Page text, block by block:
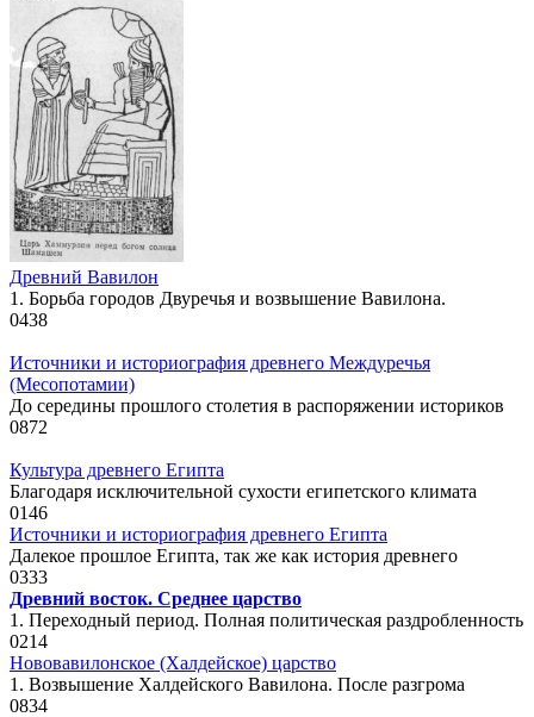
Древний Вавилон
1. Борьба городов Двуречья и возвышение Вавилона.
0438
Источники и историография древнего Междуречья
(Месопотамии)
До середины прошлого столетия в распоряжении историков
0872
Культура древнего Египта
Благодаря исключительной сухости египетского климата
0146
Источники и историография древнего Египта
Далекое прошлое Египта, так же как история древнего
0333
Древний восток. Среднее царство
1. Переходный период. Полная политическая раздробленность
0214
Нововавилонское (Халдейское) царство
1. Возвышение Халдейского Вавилона. После разгрома
0834